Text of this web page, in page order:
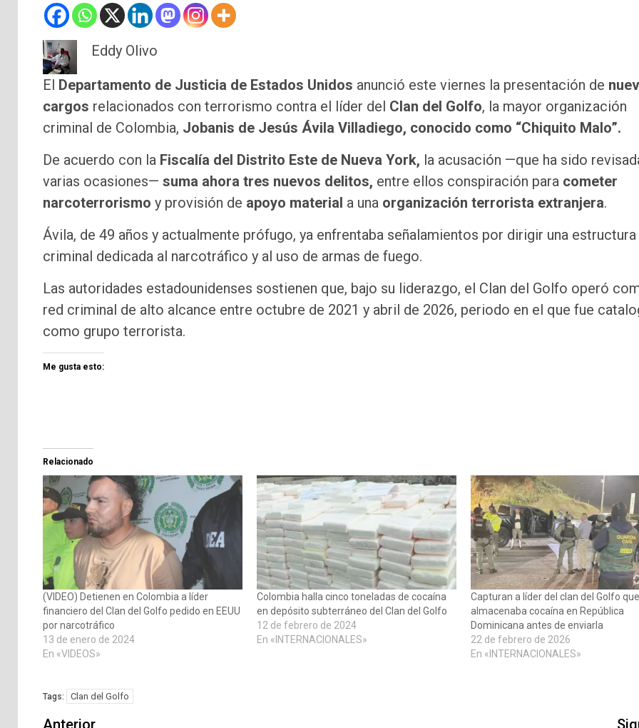
Eddy Olivo
El Departamento de Justicia de Estados Unidos anunció este viernes la presentación de
cargos relacionados con terrorismo contra el líder del Clan del Golfo, la mayor organización
criminal de Colombia, Jobanis de Jesús Ávila Villadiego, conocido como “Chiquito Malo”.
De acuerdo con la Fiscalía del Distrito Este de Nueva York, la acusación —que ha sido
varias ocasiones— suma ahora tres nuevos delitos, entre ellos conspiración para cometer
narcoterrorismo y provisión de apoyo material a una organización terrorista extranjera.
Ávila, de 49 años y actualmente prófugo, ya enfrentaba señalamientos por dirigir una estructura
criminal dedicada al narcotráfico y al uso de armas de fuego.
Las autoridades estadounidenses sostienen que, bajo su liderazgo, el Clan del Golfo operó
red criminal de alto alcance entre octubre de 2021 y abril de 2026, periodo en el que fue
como grupo terrorista.
Me gusta esto:
Relacionado
(VIDEO) Detienen en Colombia a líder
financiero del Clan del Golfo pedido en EEUU
por narcotráfico
13 de enero de 2024
En «VIDEOS»
Colombia halla cinco toneladas de cocaína
en depósito subterráneo del Clan del Golfo
12 de febrero de 2024
En «INTERNACIONALES»
Capturan a líder del clan del Golfo
almacenaba cocaína en República
Dominicana antes de enviarla
22 de febrero de 2026
En «INTERNACIONALES»
Tags: Clan del Golfo